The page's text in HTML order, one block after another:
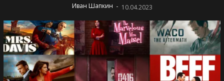
Иван Шапкин - 10.04.2023